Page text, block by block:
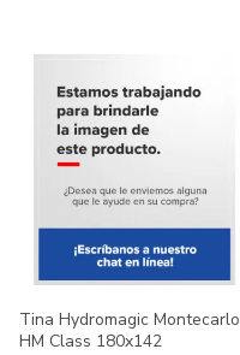
Tina Hydromagic Montecarlo
HM Class 180x142